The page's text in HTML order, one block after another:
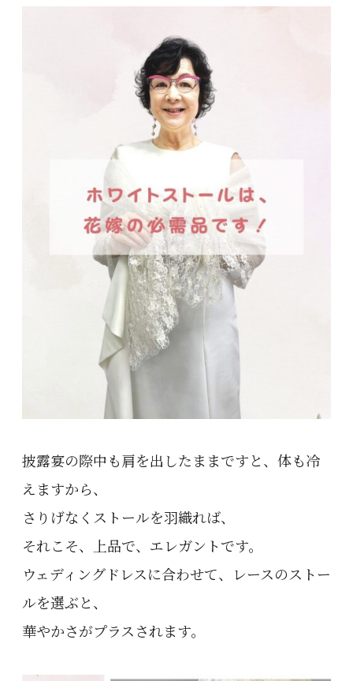
披露宴の際中も肩を出したままですと、体も冷
えますから、
さりげなくストールを羽織れば、
それこそ、上品で、エレガントです。
ウェディングドレスに合わせて、レースのストー
ルを選ぶと、
華やかさがプラスされます。